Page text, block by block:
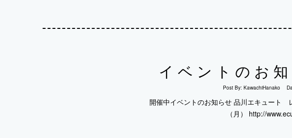
イベントのお
Post By: KawachiHanako
開催中イベントのお知らせ 品川エキュート
（月） http://